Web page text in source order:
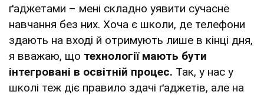
ґаджетами – мені складно уявити сучасне
навчання без них. Хоча є школи, де телефони
здають на вході й отримують лише в кінці дня,
я вважаю, що технології мають бути
інтегровані в освітній процес. Так, у нас у
школі теж діє правило здачі ґаджетів, але на